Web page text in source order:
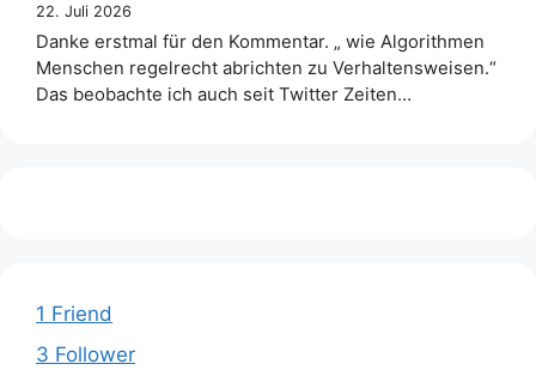
22. Juli 2026
Danke erstmal für den Kommentar. „ wie Algorithmen
Menschen regelrecht abrichten zu Verhaltensweisen.“
Das beobachte ich auch seit Twitter Zeiten…
1 Friend
3 Follower